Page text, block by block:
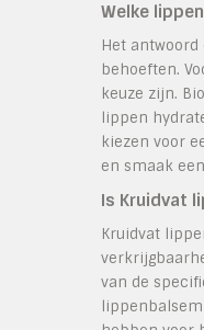
Welke
Het
behoeften.
keuze zijn.
lippen
kiezen voor
en smaak
Is Kruidvat
Kruidvat
van de